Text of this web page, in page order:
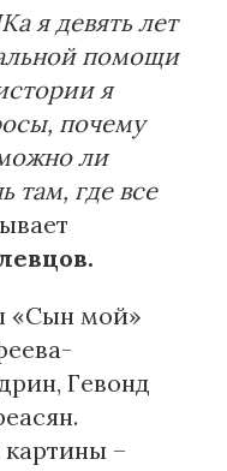
я девять лет
помощи
я
почему
ли
там, где все
«Сын мой»
Гевонд
–